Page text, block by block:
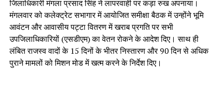
जिलाधिकारी मंगला प्रसाद सिंह ने लापरवाही पर कड़ा रुख अपनाया।
मंगलवार को कलेक्ट्रेट सभागार में आयोजित समीक्षा बैठक में उन्होंने भूमि
आवंटन और आवासीय पट्टा वितरण में खराब प्रगति पर सभी
उपजिलाधिकारियों (एसडीएम) का वेतन रोकने के आदेश दिए। साथ ही
लंबित राजस्व वादों के 15 दिनों के भीतर निस्तारण और 90 दिन से अधिक
पुराने मामलों को मिशन मोड में खत्म करने के निर्देश दिए।